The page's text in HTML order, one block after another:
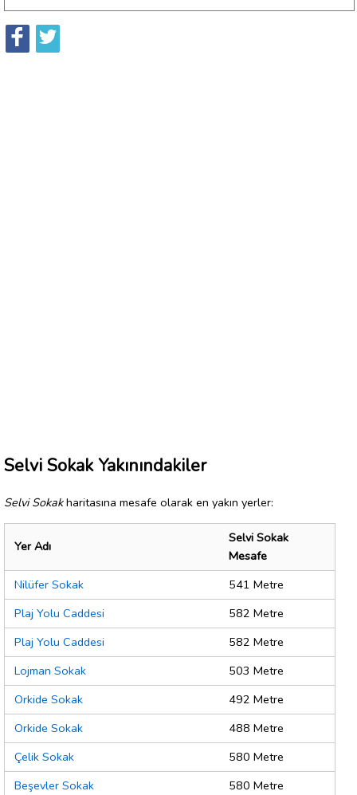
Selvi Sokak Yakınındakiler
Selvi Sokakharitasına mesafe olarak en yakın yerler:
Yer Adı
Selvi Sokak
Mesafe
Nilüfer Sokak
541 Metre
Plaj Yolu Caddesi
582 Metre
Plaj Yolu Caddesi
582 Metre
Lojman Sokak
503 Metre
Orkide Sokak
492 Metre
Orkide Sokak
488 Metre
Çelik Sokak
580 Metre
Beşevler Sokak
580 Metre